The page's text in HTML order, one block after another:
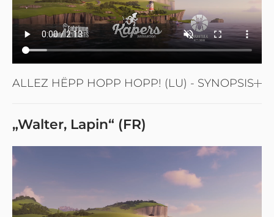
ALLEZ HËPP HOPP HOPP! (LU) - SYNOPSIS
„Walter, Lapin“ (FR)